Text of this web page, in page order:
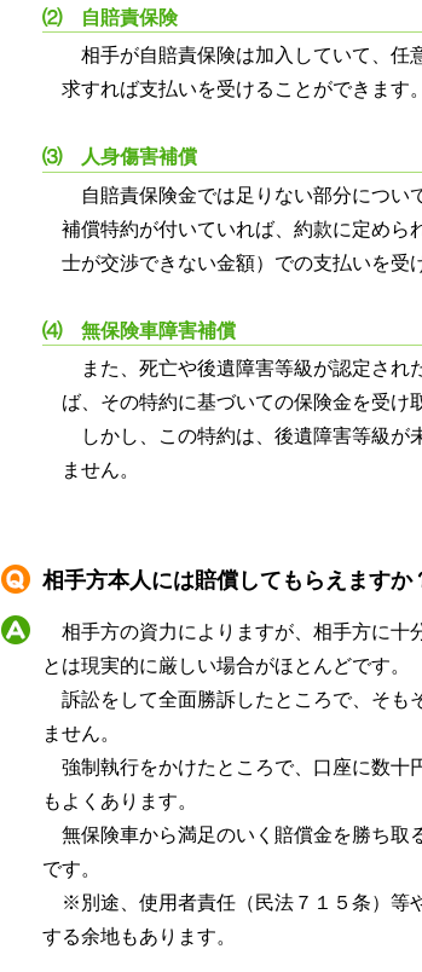
⑵ 自賠責保険
相手が自賠責保険は加入していて、任
求すれば支払いを受けることができます。
⑶ 人身傷害補償
自賠責保険金では足りない部分につ
補償特約が付いていれば、約款に定めら
士が交渉できない金額）での支払いを受
⑷ 無保険車障害補償
また、死亡や後遺障害等級が認定さ
ば、その特約に基づいての保険金を受け
しかし、この特約は、後遺障害等級
ません。
相手方本人には賠償してもらえますか
相手方の資力によりますが、相手方に十
とは現実的に厳しい場合がほとんどです。
訴訟をして全面勝訴したところで、そも
ません。
強制執行をかけたところで、口座に数十
もよくあります。
無保険車から満足のいく賠償金を勝ち取
です。
※別途、使用者責任（民法７１５条）等
する余地もあります。